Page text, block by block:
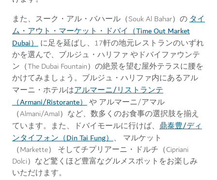
また、スーク・アル・バハール（Souk Al Bahar）のタイ
ム・アウト・マーケット・ドバイ（Time Out Market
Dubai） に足を延ばし、17軒の地元レストランのいずれ
かを選んで、ブルジュ・ハリファ やドバイファウンテ
ン（The Dubai Fountain）の絶景を望む屋外テラスに腰を
かけてみましょう。ブルジュ・ハリファ内にあるアル
マーニ・ホテルはアルマーニ/リストランテ
（Armani/Ristorante）や アルマーニ/アマル
（Almani/Amal）など、数多くのお食事の選択肢を揃え
ています。また、ドバイモールに行けば、 鼎泰豊/ディ
ンタイフォン（Din Tai Fung）、 マルケット
（Markette） そしてチプリアーニ・ドルチ（Cipriani
Dolci）など驚くほど豊富なグルメスポットをお楽しみ
いただけます。